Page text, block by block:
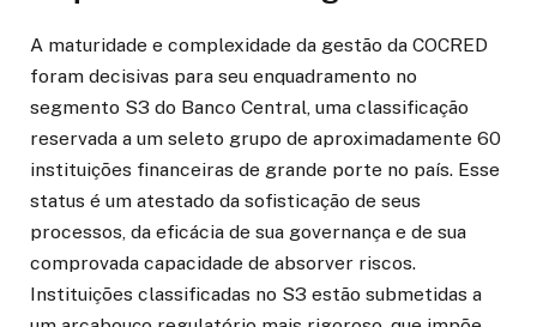
A maturidade e complexidade da gestão da COCRED
foram decisivas para seu enquadramento no
segmento S3 do Banco Central, uma classificação
reservada a um seleto grupo de aproximadamente 60
instituições financeiras de grande porte no país. Esse
status é um atestado da sofisticação de seus
processos, da eficácia de sua governança e de sua
comprovada capacidade de absorver riscos.
Instituições classificadas no S3 estão submetidas a